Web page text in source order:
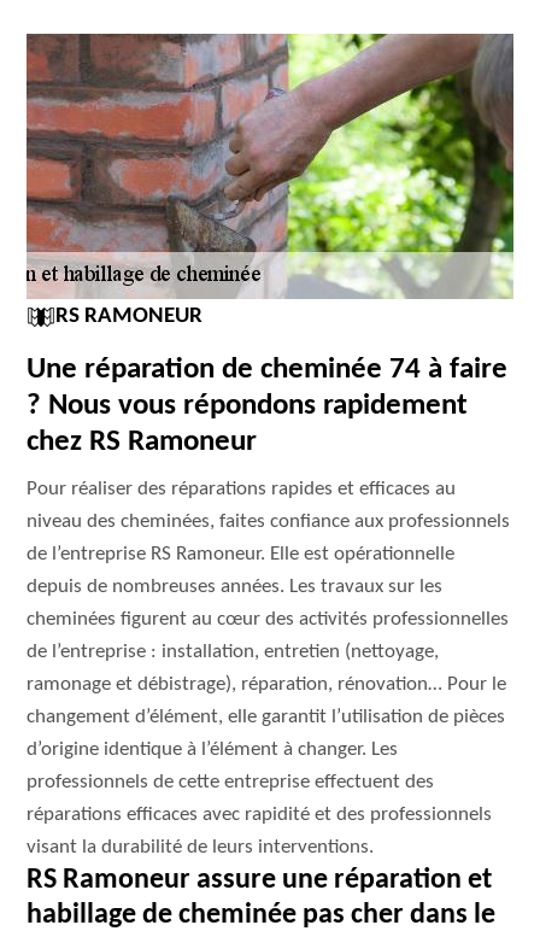
RS RAMONEUR
Une réparation de cheminée 74 à faire
? Nous vous répondons rapidement
chez RS Ramoneur
Pour réaliser des réparations rapides et efficaces au
niveau des cheminées, faites confiance aux professionnels
de l’entreprise RS Ramoneur. Elle est opérationnelle
depuis de nombreuses années. Les travaux sur les
cheminées figurent au cœur des activités professionnelles
de l’entreprise : installation, entretien (nettoyage,
ramonage et débistrage), réparation, rénovation… Pour le
changement d’élément, elle garantit l’utilisation de pièces
d’origine identique à l’élément à changer. Les
professionnels de cette entreprise effectuent des
réparations efficaces avec rapidité et des professionnels
visant la durabilité de leurs interventions.
RS Ramoneur assure une réparation et
habillage de cheminée pas cher dans le